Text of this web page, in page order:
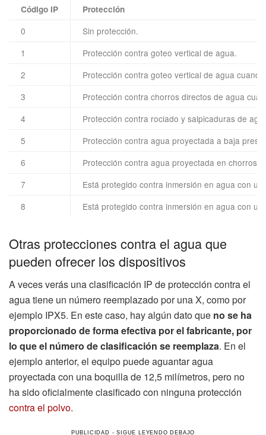
Código IP Protección
0
Sin protección.
1
Protección contra goteo vertical de agua.
2
Protección contra goteo vertical de agua
3
Protección contra chorros directos de agua
4
Protección contra rociado y salpicaduras de
5
Protección contra agua proyectada a baja
6
Protección contra agua proyectada en chorros
7
Está protegido contra inmersión en agua con
8
Está protegido contra inmersión en agua con
Otras protecciones contra el agua que
pueden ofrecer los dispositivos
A veces verás una clasificación IP de protección contra el
agua tiene un número reemplazado por una X, como por
ejemplo IPX5. En este caso, hay algún dato que no se ha
proporcionado de forma efectiva por el fabricante, por
lo que el número de clasificación se reemplaza. En el
ejemplo anterior, el equipo puede aguantar agua
proyectada con una boquilla de 12,5 milímetros, pero no
ha sido oficialmente clasificado con ninguna protección
contra el polvo.